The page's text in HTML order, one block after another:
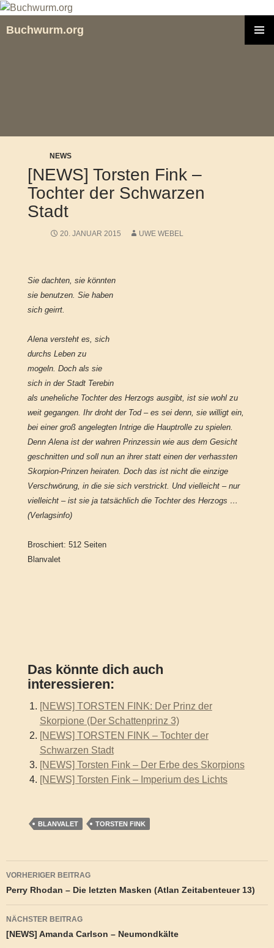
Zum
springen
Buchwurm.org
NEWS
[NEWS] Torsten Fink –
Tochter der Schwarzen
Stadt
20. JANUAR 2015 UWE WEBEL
Sie dachten, sie könnten
sie benutzen. Sie haben
sich geirrt.
Alena versteht es, sich
durchs Leben zu
mogeln. Doch als sie
sich in der Stadt Terebin
als uneheliche Tochter des Herzogs ausgibt, ist sie wohl zu
weit gegangen. Ihr droht der Tod – es sei denn, sie willigt ein,
bei einer groß angelegten Intrige die Hauptrolle zu spielen.
Denn Alena ist der wahren Prinzessin wie aus dem Gesicht
geschnitten und soll nun an ihrer statt einen der verhassten
Skorpion-Prinzen heiraten. Doch das ist nicht die einzige
Verschwörung, in die sie sich verstrickt. Und vielleicht – nur
vielleicht – ist sie ja tatsächlich die Tochter des Herzogs …
(Verlagsinfo)
Broschiert: 512 Seiten
Blanvalet
Das könnte dich auch
interessieren:
[NEWS] TORSTEN FINK: Der Prinz der
Skorpione (Der Schattenprinz 3)
[NEWS] TORSTEN FINK – Tochter der
Schwarzen Stadt
[NEWS] Torsten Fink – Der Erbe des Skorpions
[NEWS] Torsten Fink – Imperium des Lichts
BLANVALET TORSTEN FINK
Beitragsnavigation
VORHERIGER BEITRAG
Perry Rhodan – Die letzten Masken (Atlan Zeitabenteuer 13)
NÄCHSTER BEITRAG
[NEWS] Amanda Carlson – Neumondkälte